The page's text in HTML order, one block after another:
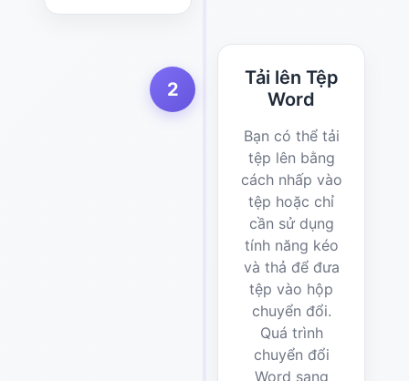
2
Tải lên Tệp
Word
Bạn có thể tải
tệp lên bằng
cách nhấp vào
tệp hoặc chỉ
cần sử dụng
tính năng kéo
và thả để đưa
tệp vào hộp
chuyển đổi.
Quá trình
chuyển đổi
Word sang